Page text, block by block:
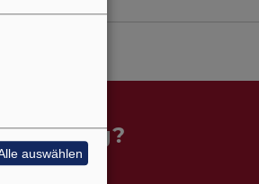
Lösung?
auswählen